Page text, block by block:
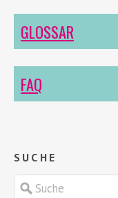
GLOSSAR
FAQ
SUCHE